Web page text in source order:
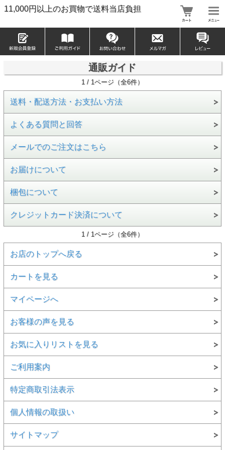
11,000円以上のお買物で送料当店負担
通販ガイド
1 / 1ページ（全6件）
送料・配送方法・お支払い方法
よくある質問と回答
メールでのご注文はこちら
お届けについて
梱包について
クレジットカード決済について
1 / 1ページ（全6件）
お店のトップへ戻る
カートを見る
マイページへ
お客様の声を見る
お気に入りリストを見る
ご利用案内
特定商取引法表示
個人情報の取扱い
サイトマップ